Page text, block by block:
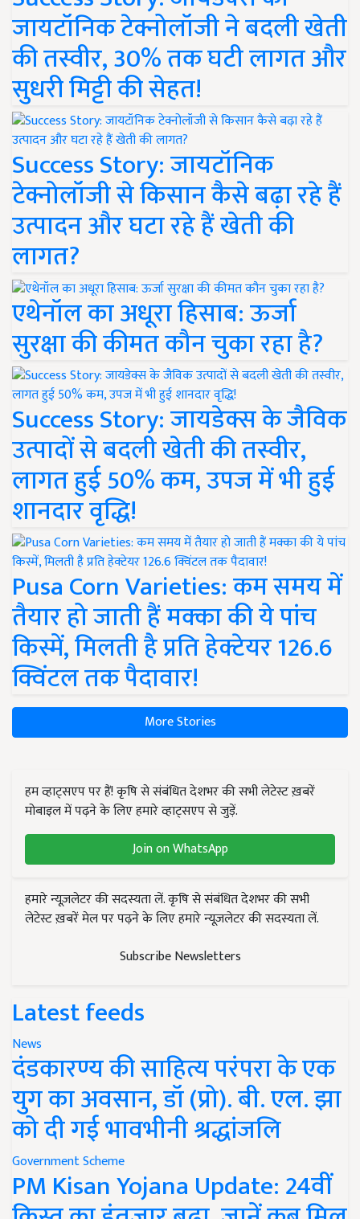
जायटॉनिक टेक्नोलॉजी ने बदली खेती
की तस्वीर, 30% तक घटी लागत और
सुधरी मिट्टी की सेहत!
Success Story: जायटॉनिक
टेक्नोलॉजी से किसान कैसे बढ़ा रहे हैं
उत्पादन और घटा रहे हैं खेती की
लागत?
एथेनॉल का अधूरा हिसाब: ऊर्जा
सुरक्षा की कीमत कौन चुका रहा है?
Success Story: जायडेक्स के जैविक
उत्पादों से बदली खेती की तस्वीर,
लागत हुई 50% कम, उपज में भी हुई
शानदार वृद्धि!
Pusa Corn Varieties: कम समय में
तैयार हो जाती हैं मक्का की ये पांच
किस्में, मिलती है प्रति हेक्टेयर 126.6
क्विंटल तक पैदावार!
More Stories
हम व्हाट्सएप पर हैं! कृषि से संबंधित देशभर की सभी लेटेस्ट ख़बरें
मोबाइल में पढ़ने के लिए हमारे व्हाट्सएप से जुड़ें.
Join on WhatsApp
हमारे न्यूज़लेटर की सदस्यता लें. कृषि से संबंधित देशभर की सभी
लेटेस्ट ख़बरें मेल पर पढ़ने के लिए हमारे न्यूज़लेटर की सदस्यता लें.
Subscribe Newsletters
Latest feeds
News
दंडकारण्य की साहित्य परंपरा के एक
युग का अवसान, डॉ (प्रो). बी. एल. झा
को दी गई भावभीनी श्रद्धांजलि
Government Scheme
PM Kisan Yojana Update: 24वीं